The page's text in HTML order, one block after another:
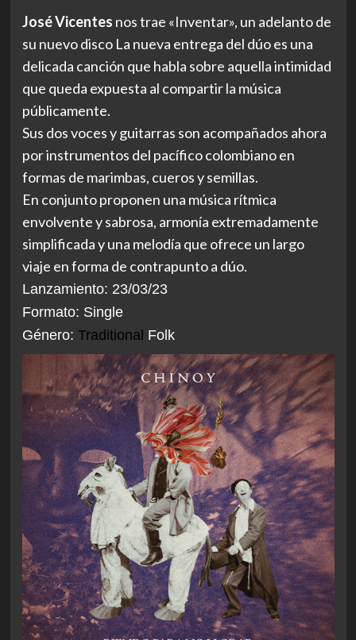
José Vicentes nos trae «Inventar», un adelanto de
su nuevo disco La nueva entrega del dúo es una
delicada canción que habla sobre aquella intimidad
que queda expuesta al compartir la música
públicamente.
Sus dos voces y guitarras son acompañados ahora
por instrumentos del pacífico colombiano en
formas de marimbas, cueros y semillas.
En conjunto proponen una música rítmica
envolvente y sabrosa, armonía extremadamente
simplificada y una melodía que ofrece un largo
viaje en forma de contrapunto a dúo.
Lanzamiento: 23/03/23
Formato: Single
Género: Traditional Folk